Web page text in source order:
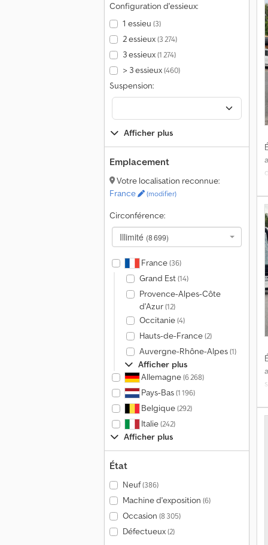
Configuration d'essieux:
1 essieu (3)
2 essieux(3 274)
3 essieux(1 274)
> 3 essieux(460)
Suspension:
Afficher plus
Emplacement
Votre localisation reconnue:
France
(modifier)
Circonférence:
Illimité (8 699)
France(36)
Grand Est(14)
Provence-Alpes-Côte
d'Azur(12)
Occitanie(4)
Hauts-de-France(2)
Auvergne-Rhône-Alpes(1)
Afficher plus
Allemagne(6 268)
Pays-Bas(1 196)
Belgique(292)
Italie(242)
Afficher plus
État
Neuf(386)
Machine d'exposition (6)
Occasion (8 305)
Défectueux(2)